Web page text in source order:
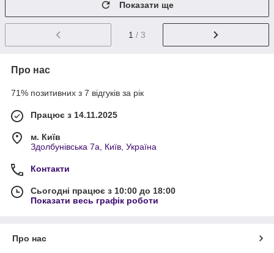
Показати ще
1 / 3
Про нас
71% позитивних з 7 відгуків за рік
Працює з 14.11.2025
м. Київ
Здолбунівська 7а, Київ, Україна
Контакти
Сьогодні працює з 10:00 до 18:00
Показати весь графік роботи
Про нас